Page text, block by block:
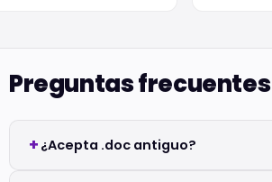
Preguntas frecuentes
¿Acepta .doc antiguo?